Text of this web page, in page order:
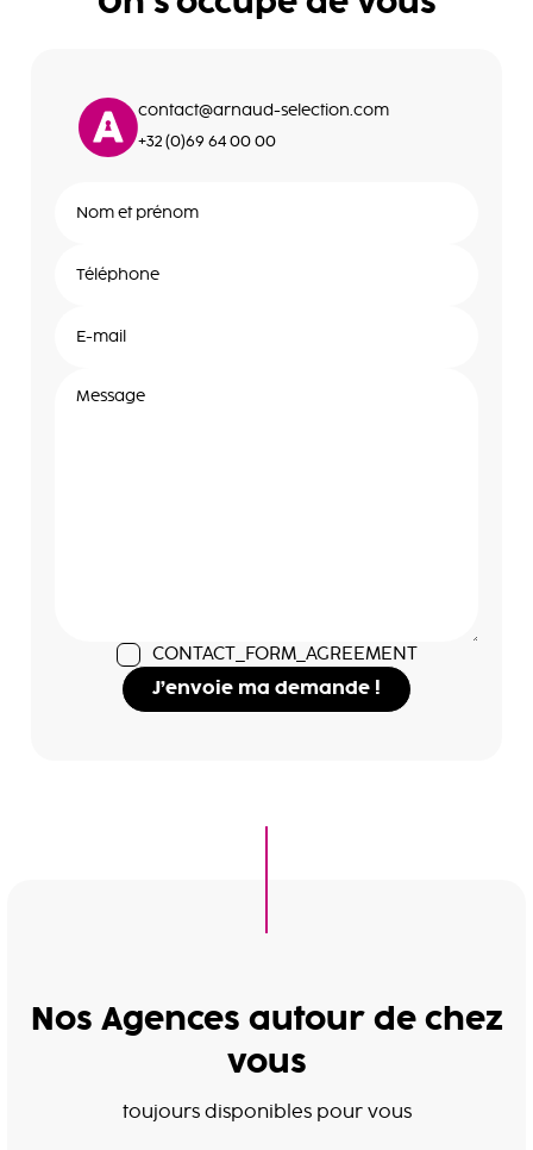
contact@arnaud-selection.com
+32 (0)69 64 00 00
CONTACT_FORM_AGREEMENT
J’envoie ma demande !
Nos Agences autour de chez
vous
toujours disponibles pour vous